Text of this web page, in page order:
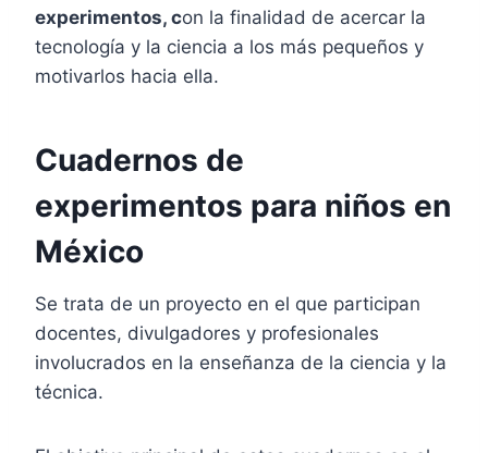
experimentos, con la finalidad de acercar la
tecnología y la ciencia a los más pequeños y
motivarlos hacia ella.
Cuadernos de
experimentos para niños en
México
Se trata de un proyecto en el que participan
docentes, divulgadores y profesionales
involucrados en la enseñanza de la ciencia y la
técnica.